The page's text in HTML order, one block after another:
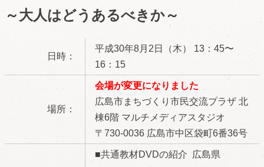
～大人はどうあるべきか～
日時：
平成30年8月2日（木） 13：45〜
16：15
場所：
会場が変更になりました
広島市まちづくり市民交流プラザ 北
棟6階 マルチメディアスタジオ
〒730-0036 広島市中区袋町6番36号
■共通教材DVDの紹介 広島県